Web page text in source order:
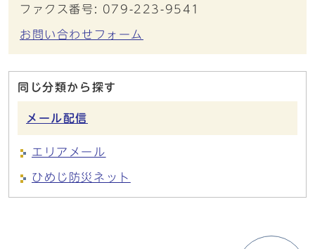
ファクス番号: 079-223-9541
お問い合わせフォーム
同じ分類から探す
メール配信
エリアメール
ひめじ防災ネット